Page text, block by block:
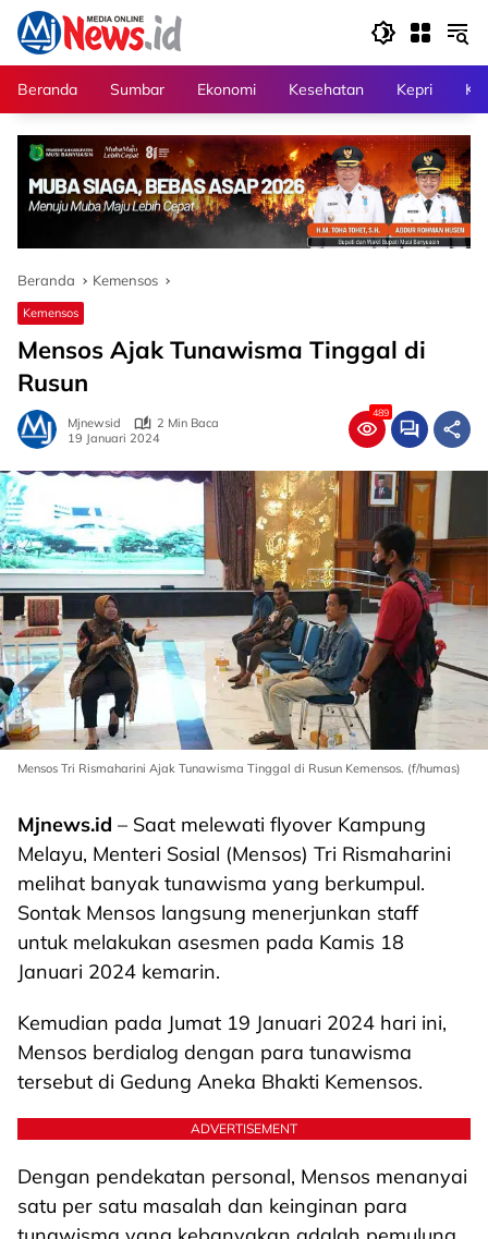
Langsung
konten
Beranda
Sumbar Ekonomi Kesehatan Kepri
Beranda Kemensos
Kemensos
Mensos Ajak Tunawisma Tinggal di
Rusun
Mjnewsid
2 Min Baca
19 Januari 2024
489
Mensos Tri Rismaharini Ajak Tunawisma Tinggal di Rusun Kemensos. (f/humas)
Mjnews.id – Saat melewati flyover Kampung
Melayu, Menteri Sosial (Mensos) Tri Rismaharini
melihat banyak tunawisma yang berkumpul.
Sontak Mensos langsung menerjunkan staff
untuk melakukan asesmen pada Kamis 18
Januari 2024 kemarin.
Kemudian pada Jumat 19 Januari 2024 hari ini,
Mensos berdialog dengan para tunawisma
tersebut di Gedung Aneka Bhakti Kemensos.
ADVERTISEMENT
Dengan pendekatan personal, Mensos menanyai
satu per satu masalah dan keinginan para